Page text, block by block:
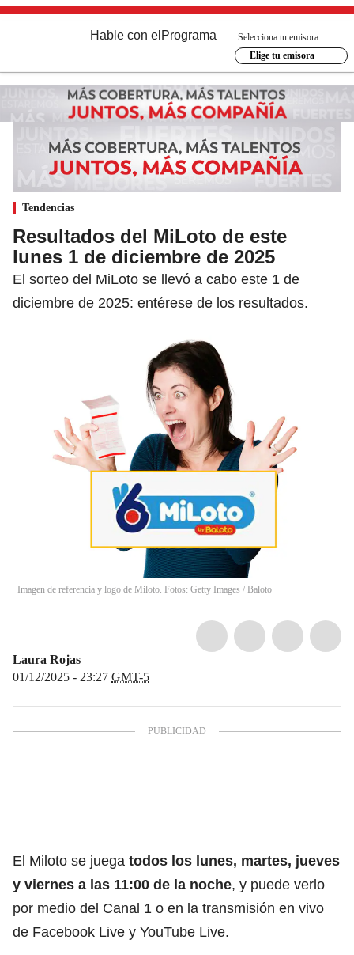
Hable con el Programa
Selecciona tu emisora
Elige tu emisora
Tendencias
Resultados del MiLoto de este
lunes 1 de diciembre de 2025
El sorteo del MiLoto se llevó a cabo este 1 de
diciembre de 2025: entérese de los resultados.
Imagen de referencia y logo de Miloto. Fotos: Getty Images / Baloto
Laura Rojas
01/12/2025 - 23:27 GMT-5
El Miloto se juega todos los lunes, martes, jueves
y viernes a las 11:00 de la noche, y puede verlo
por medio del Canal 1 o en la transmisión en vivo
de Facebook Live y YouTube Live.